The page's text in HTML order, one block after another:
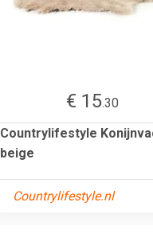
€ 15.30
Countrylifestyle
beige
Countrylifestyle.nl